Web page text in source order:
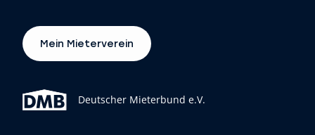
Deutscher Mieterbund e.V.
Mein Mieterverein